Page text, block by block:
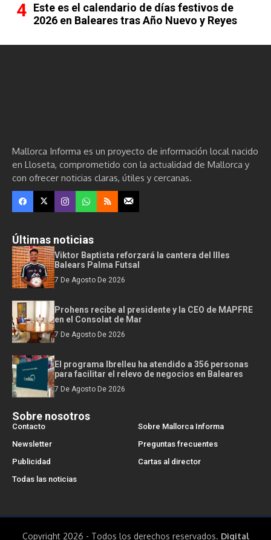
Este es el calendario de días festivos de
2026 en Baleares tras Año Nuevo y Reyes
Mallorca Informa es un proyecto de información local nacido
en Lloseta, comprometido con la actualidad de Mallorca y
con ofrecer noticias claras, útiles y cercanas.
Últimas noticias
Viktor Baptista reforzará la cantera del Illes
Balears Palma Futsal
7 De Agosto De 2026
Prohens recibe al presidente y la CEO de MAPFRE
en el Consolat de Mar
7 De Agosto De 2026
El programa Ibrelleu ha atendido a 356 personas
para facilitar el relevo de negocios en Baleares
7 De Agosto De 2026
Sobre nosotros
Contacto
Sobre Mallorca Informa
Newsletter
Preguntas frecuentes
Publicidad
Cartas al director
Todas las noticias
Copyright 2026 - Todos los derechos reservados. Digital